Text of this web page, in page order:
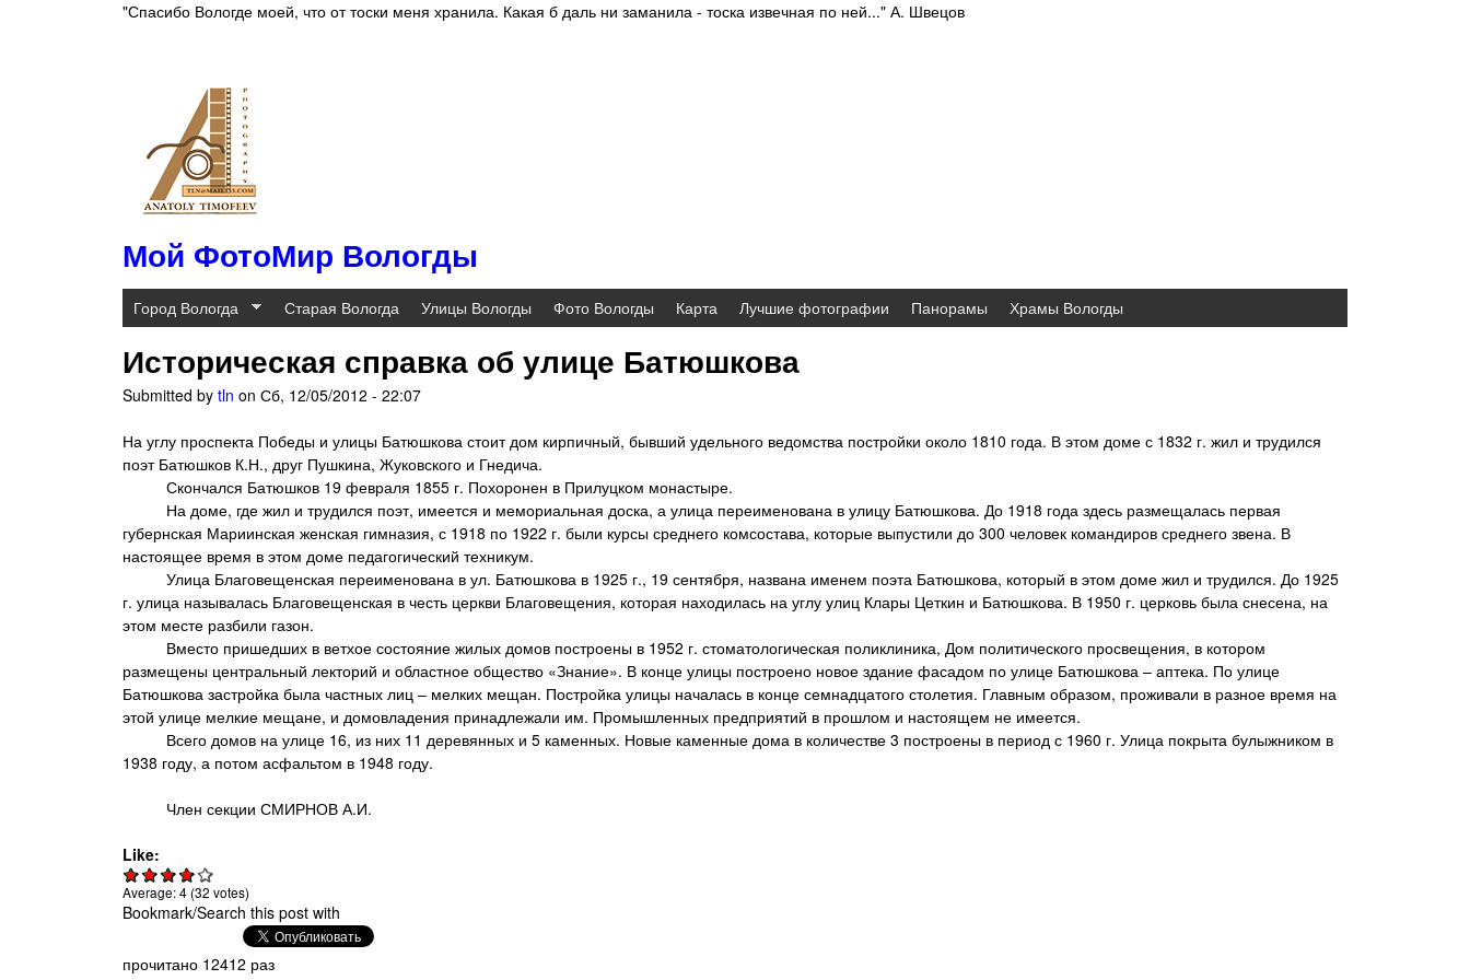
Skip
"Спасибо Вологде моей, что от тоски меня хранила. Какая б даль ни заманила - тоска извечная по ней..." А. Швецов
Мой ФотоМир Вологды
Город Вологда Старая Вологда Улицы Вологды Фото Вологды Карта Лучшие фотографии Панорамы Храмы Вологды
Историческая справка об улице Батюшкова
Submitted by tln on Сб, 12/05/2012 - 22:07
На углу проспекта Победы и улицы Батюшкова стоит дом кирпичный, бывший удельного ведомства постройки около 1810 года. В этом доме с 1832 г. жил и трудился
поэт Батюшков К.Н., друг Пушкина, Жуковского и Гнедича.
Скончался Батюшков 19 февраля 1855 г. Похоронен в Прилуцком монастыре.
На доме, где жил и трудился поэт, имеется и мемориальная доска, а улица переименована в улицу Батюшкова. До 1918 года здесь размещалась первая
губернская Мариинская женская гимназия, с 1918 по 1922 г. были курсы среднего комсостава, которые выпустили до 300 человек командиров среднего звена. В
настоящее время в этом доме педагогический техникум.
Улица Благовещенская переименована в ул. Батюшкова в 1925 г., 19 сентября, названа именем поэта Батюшкова, который в этом доме жил и трудился. До 1925
г. улица называлась Благовещенская в честь церкви Благовещения, которая находилась на углу улиц Клары Цеткин и Батюшкова. В 1950 г. церковь была снесена, на
этом месте разбили газон.
Вместо пришедших в ветхое состояние жилых домов построены в 1952 г. стоматологическая поликлиника, Дом политического просвещения, в котором
размещены центральный лекторий и областное общество «Знание». В конце улицы построено новое здание фасадом по улице Батюшкова – аптека. По улице
Батюшкова застройка была частных лиц – мелких мещан. Постройка улицы началась в конце семнадцатого столетия. Главным образом, проживали в разное время на
этой улице мелкие мещане, и домовладения принадлежали им. Промышленных предприятий в прошлом и настоящем не имеется.
Всего домов на улице 16, из них 11 деревянных и 5 каменных. Новые каменные дома в количестве 3 построены в период с 1960 г. Улица покрыта булыжником в
1938 году, а потом асфальтом в 1948 году.
Член секции СМИРНОВ А.И.
Like:
Average:4(32 votes)
Bookmark/Search this post with
прочитано 12412 раз